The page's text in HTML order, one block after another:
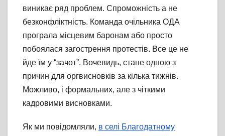
виникає ряд проблем. Спроможність а не
безконфліктність. Команда очільника ОДА
програла місцевим баронам або просто
побоялася загострення протестів. Все це не
йде їм у “зачот”. Вочевидь, стане одною з
причин для оргвисновків за кілька тижнів.
Можливо, і формальних, але з чіткими
кадровими висновками.
Як ми повідомляли, в селі Благодатному